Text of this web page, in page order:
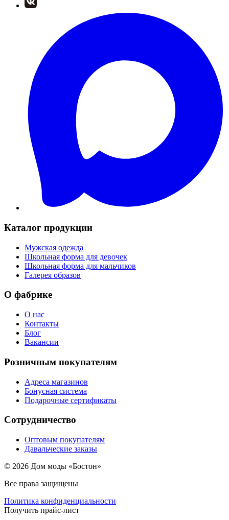
Каталог продукции
Мужская одежда
Школьная форма для девочек
Школьная форма для мальчиков
Галерея образов
О фабрике
О нас
Контакты
Блог
Вакансии
Розничным покупателям
Адреса магазинов
Бонусная система
Подарочные сертификаты
Сотрудничество
Оптовым покупателям
Давальческие заказы
© 2026 Дом моды «Бостон»
Все права защищены
Политика конфиденциальности
Получить прайс-лист